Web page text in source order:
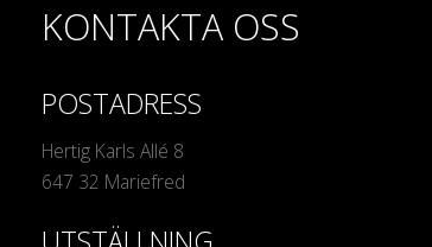
KONTAKTA OSS
POSTADRESS
Hertig Karls Allé 8
647 32 Mariefred